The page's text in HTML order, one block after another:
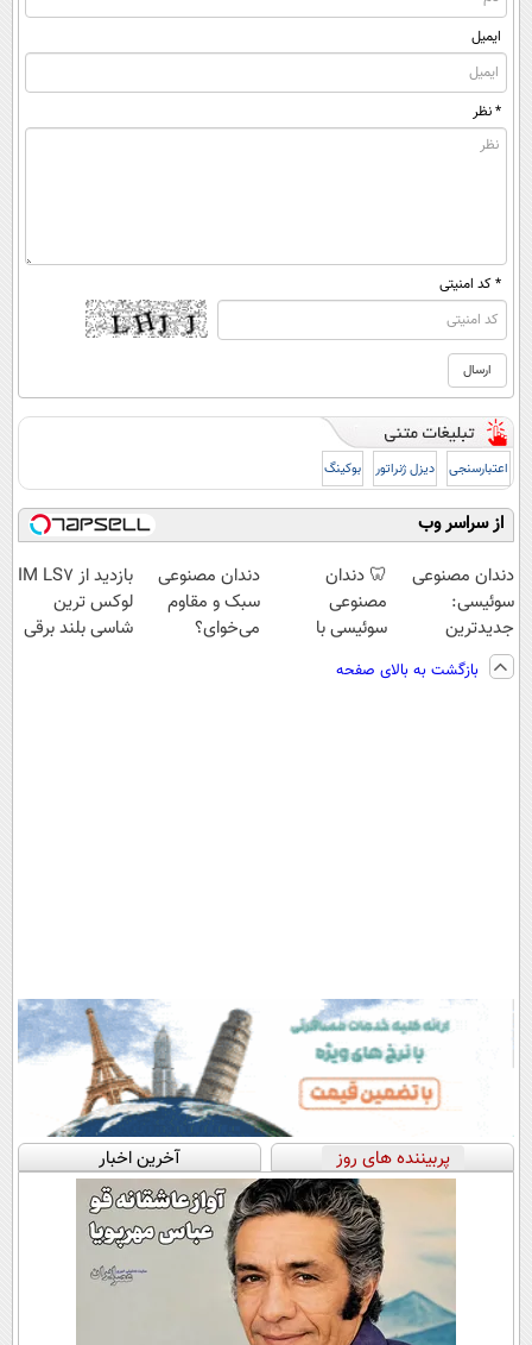
ایمیل
* نظر
* کد امنیتی
اعتبارسنجی دیزل ژنراتور بوکینگ
از سراسر وب
دندان مصنوعی
سوئیسی:
جدیدترین
فناوری اروپا،
سبک و مقاوم |
🦷 دندان
مصنوعی
سوئیسی با
دیجیتال |
دندان مصنوعی
سبک و مقاوم
می‌خوای؟
بازدید از IM LS7
لوکس ترین
شاسی بلند برقی
بازگشت به بالای صفحه
پربیننده های روز آخرین اخبار